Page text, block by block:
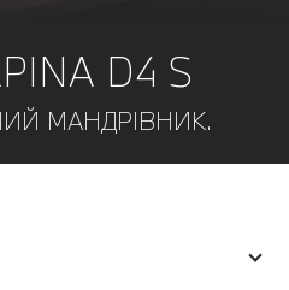
D4 S
МАНДРІВНИК.